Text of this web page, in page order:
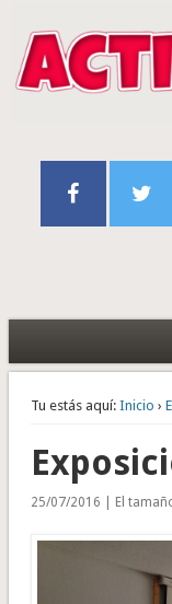
Tu estás aquí: Inicio ›
25/07/2016 | El